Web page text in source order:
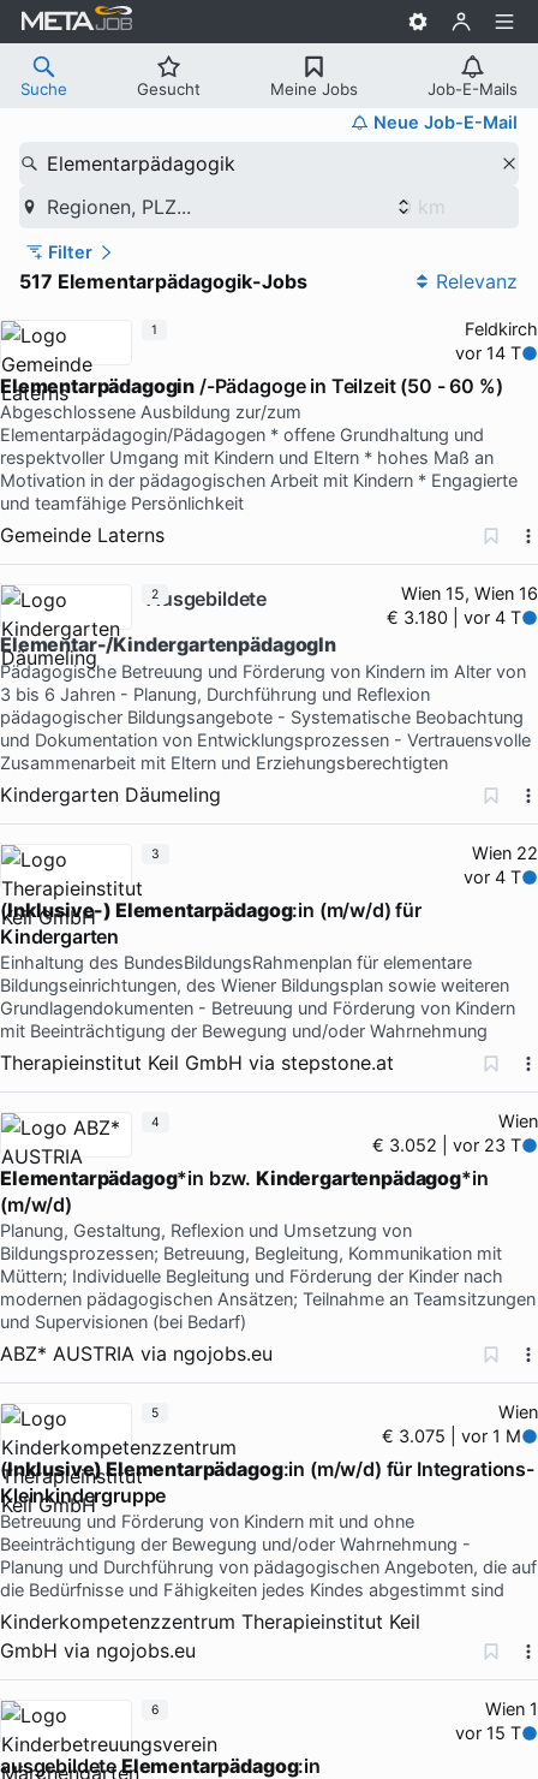
Suche Gesucht Meine Jobs Job-E-Mails
Neue Job-E-Mail
Elementarpädagogik
Regionen, PLZ...
Filter
517 Elementarpädagogik-Jobs Relevanz
Feldkirch
vor 14 T
Elementarpädagogin /-Pädagoge in Teilzeit (50 - 60 %)
Abgeschlossene Ausbildung zur/zum
Elementarpädagogin/Pädagogen * offene Grundhaltung und
respektvoller Umgang mit Kindern und Eltern * hohes Maß an
Motivation in der pädagogischen Arbeit mit Kindern * Engagierte
und teamfähige Persönlichkeit
Gemeinde Laterns
1
Wien 15, Wien 16
€ 3.180 | vor 4 T
Ausgebildete
Elementar-/KindergartenpädagogIn
Pädagogische Betreuung und Förderung von Kindern im Alter von
3 bis 6 Jahren - Planung, Durchführung und Reflexion
pädagogischer Bildungsangebote - Systematische Beobachtung
und Dokumentation von Entwicklungsprozessen - Vertrauensvolle
Zusammenarbeit mit Eltern und Erziehungsberechtigten
Kindergarten Däumeling
2
Wien 22
vor 4 T
(Inklusive-) Elementarpädagog:in (m/w/d) für
Kindergarten
Einhaltung des BundesBildungsRahmenplan für elementare
Bildungseinrichtungen, des Wiener Bildungsplan sowie weiteren
Grundlagendokumenten - Betreuung und Förderung von Kindern
mit Beeinträchtigung der Bewegung und/oder Wahrnehmung
Therapieinstitut Keil GmbH via stepstone.at
3
Wien
€ 3.052 | vor 23 T
Elementarpädagog*in bzw.Kindergartenpädagog*in
(m/w/d)
Planung, Gestaltung, Reflexion und Umsetzung von
Bildungsprozessen; Betreuung, Begleitung, Kommunikation mit
Müttern; Individuelle Begleitung und Förderung der Kinder nach
modernen pädagogischen Ansätzen; Teilnahme an Teamsitzungen
und Supervisionen (bei Bedarf)
ABZ* AUSTRIA via ngojobs.eu
4
Wien
€ 3.075 | vor 1 M
(Inklusive) Elementarpädagog:in (m/w/d) für Integrations-
Kleinkindergruppe
Betreuung und Förderung von Kindern mit und ohne
Beeinträchtigung der Bewegung und/oder Wahrnehmung -
Planung und Durchführung von pädagogischen Angeboten, die auf
die Bedürfnisse und Fähigkeiten jedes Kindes abgestimmt sind
Kinderkompetenzzentrum Therapieinstitut Keil
GmbH via ngojobs.eu
5
Wien 1
vor 15 T
ausgebildeteElementarpädagog:in
6